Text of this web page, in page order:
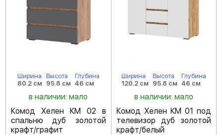
Ширина
80.2 см
Высота
95.8 см
Глубина
46 см
в наличии: мало
Комод Хелен КМ 02 в
спальню дуб золотой
крафт/графит
Ширина
120.2 см
Высота
95.8 см
Глубина
46 см
в наличии: мало
Комод Хелен КМ 01 под
телевизор дуб золотой
крафт/белый